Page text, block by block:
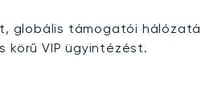
globális támogatói
VIP ügyintézést.